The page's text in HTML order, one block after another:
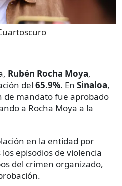
Rubén Rocha Moya,
del 65.9%. En Sinaloa,
de mandato fue aprobado
a Rocha Moya a la
en la entidad por
episodios de violencia
del crimen organizado,